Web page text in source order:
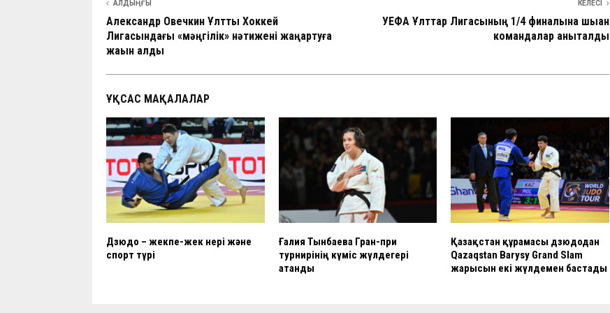
k
ть
АЛДЫҢҒЫ
Александр Овечкин Ұлттық Хоккей
Лигасындағы «мәңгілік» нәтижені жаңартуға
жақын қалды
КЕЛЕСІ
УЕФА Ұлттар Лигасының 1/4 финалына шыққан
командалар анықталды
ҰҚСАС МАҚАЛАЛАР
Дзюдо – жекпе-жек өнері және
спорт түрі
Ғалия Тынбаева Гран-при
турнирінің күміс жүлдегері
атанды
Қазақстан құрамасы дзюдодан
Qazaqstan Barysy Grand Slam
жарысын екі жүлдемен бастады